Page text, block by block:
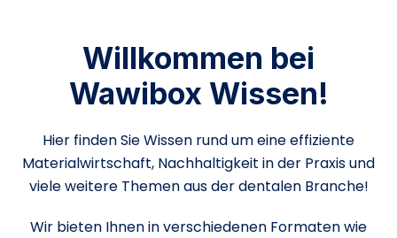
Willkommen bei
Wawibox Wissen!
Hier finden Sie Wissen rund um eine effiziente
Materialwirtschaft, Nachhaltigkeit in der Praxis und
viele weitere Themen aus der dentalen Branche!
Wir bieten Ihnen in verschiedenen Formaten wie